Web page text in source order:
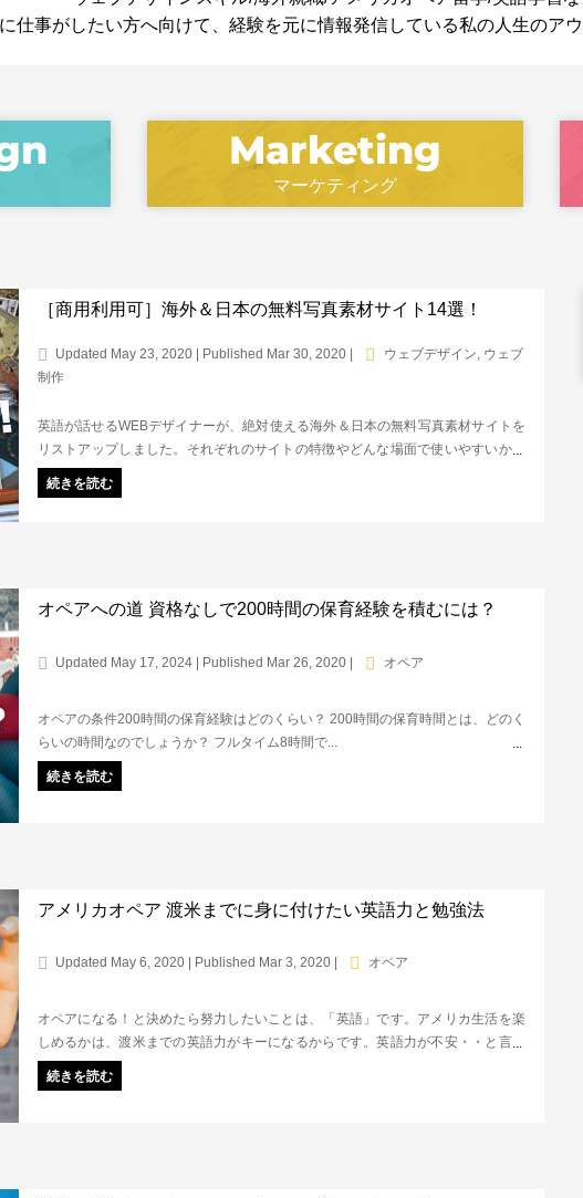
仕事がしたい方へ向けて、経験を元に情報発信している私の人生のアウ
マーケティング
［商用利用可］海外＆日本の無料写真素材サイト14選！
Updated May 23, 2020 | Published Mar 30, 2020 ウェブデザイン, ウェブ
制作
英語が話せるWEBデザイナーが、絶対使える海外＆日本の無料写真素材サイトを
リストアップしました。それぞれのサイトの特徴やどんな場面で使いやすいかも
記載しています。商用利用可能、かつ無料で利用できる本当におすすめの写真素
材サイトが知りたい方は必見です！
続きを読む
オペアへの道 資格なしで200時間の保育経験を積むには？
Updated May 17, 2024 | Published Mar 26, 2020 | オペア
オペアの条件200時間の保育経験はどのくらい？ 200時間の保育時間とは、どのく
らいの時間なのでしょうか？ フルタイム8時間で...
続きを読む
アメリカオペア 渡米までに身に付けたい英語力と勉強法
Updated May 6, 2020 | Published Mar 3, 2020 オペア
オペアになる！と決めたら努力したいことは、「英語」です。アメリカ生活を楽
しめるかは、渡米までの英語力がキーになるからです。英語力が不安・・と言う
方は、とにかく「話す」「やる」「行動に移す」の３つで渡米前に英語力を鍛え
ておきましょう！おすすめの勉強法や本もご紹介します。
続きを読む